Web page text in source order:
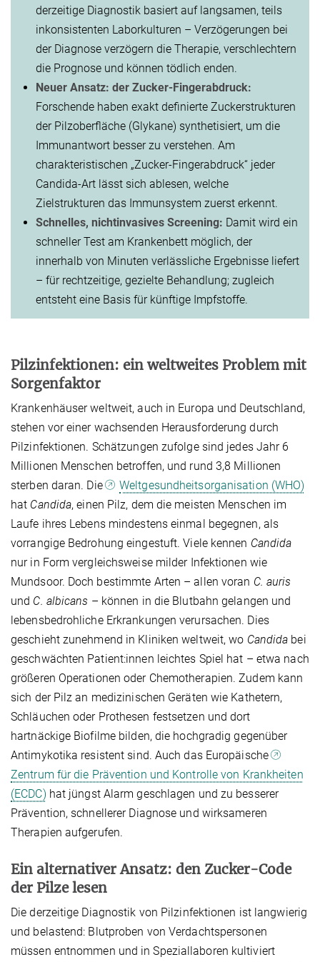
derzeitige Diagnostik basiert auf langsamen, teils
inkonsistenten Laborkulturen – Verzögerungen bei
der Diagnose verzögern die Therapie, verschlechtern
die Prognose und können tödlich enden.
Neuer Ansatz: der Zucker-Fingerabdruck:
Forschende haben exakt definierte Zuckerstrukturen
der Pilzoberfläche (Glykane) synthetisiert, um die
Immunantwort besser zu verstehen. Am
charakteristischen „Zucker-Fingerabdruck“ jeder
Candida-Art lässt sich ablesen, welche
Zielstrukturen das Immunsystem zuerst erkennt.
Schnelles, nichtinvasives Screening: Damit wird ein
schneller Test am Krankenbett möglich, der
innerhalb von Minuten verlässliche Ergebnisse liefert
– für rechtzeitige, gezielte Behandlung; zugleich
entsteht eine Basis für künftige Impfstoffe.
Pilzinfektionen: ein weltweites Problem mit
Sorgenfaktor
Krankenhäuser weltweit, auch in Europa und Deutschland,
stehen vor einer wachsenden Herausforderung durch
Pilzinfektionen. Schätzungen zufolge sind jedes Jahr 6
Millionen Menschen betroffen, und rund 3,8 Millionen
sterben daran. Die
Weltgesundheitsorganisation (WHO)
hat Candida, einen Pilz, dem die meisten Menschen im
Laufe ihres Lebens mindestens einmal begegnen, als
vorrangige Bedrohung eingestuft. Viele kennen Candida
nur in Form vergleichsweise milder Infektionen wie
Mundsoor. Doch bestimmte Arten – allen voran C. auris
und C. albicans – können in die Blutbahn gelangen und
lebensbedrohliche Erkrankungen verursachen. Dies
geschieht zunehmend in Kliniken weltweit, wo Candida bei
geschwächten Patient:innen leichtes Spiel hat – etwa nach
größeren Operationen oder Chemotherapien. Zudem kann
sich der Pilz an medizinischen Geräten wie Kathetern,
Schläuchen oder Prothesen festsetzen und dort
hartnäckige Biofilme bilden, die hochgradig gegenüber
Antimykotika resistent sind. Auch das Europäische
Zentrum für die Prävention und Kontrolle von Krankheiten
(ECDC) hat jüngst Alarm geschlagen und zu besserer
Prävention, schnellerer Diagnose und wirksameren
Therapien aufgerufen.
Ein alternativer Ansatz: den Zucker-Code
der Pilze lesen
Die derzeitige Diagnostik von Pilzinfektionen ist langwierig
und belastend: Blutproben von Verdachtspersonen
müssen entnommen und in Speziallaboren kultiviert